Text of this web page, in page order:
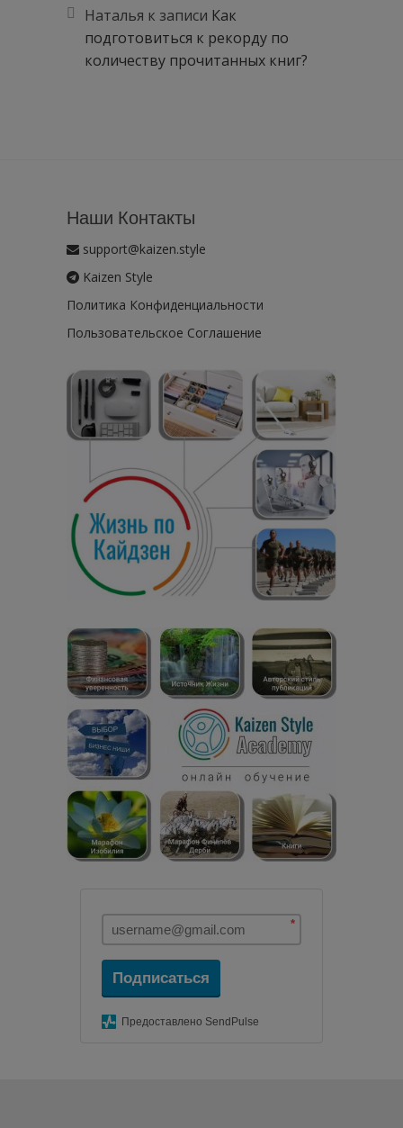
Наталья к записи Как
подготовиться к рекорду по
количеству прочитанных книг?
Наши Контакты
support@kaizen.style
Kaizen Style
Политика Конфиденциальности
Пользовательское Соглашение
*
Подписаться
Предоставлено SendPulse